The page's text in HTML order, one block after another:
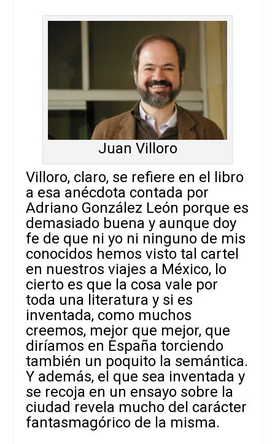
Juan Villoro
Villoro, claro, se refiere en el libro
a esa anécdota contada por
Adriano González León porque es
demasiado buena y aunque doy
fe de que ni yo ni ninguno de mis
conocidos hemos visto tal cartel
en nuestros viajes a México, lo
cierto es que la cosa vale por
toda una literatura y si es
inventada, como muchos
creemos, mejor que mejor, que
diríamos en España torciendo
también un poquito la semántica.
Y además, el que sea inventada y
se recoja en un ensayo sobre la
ciudad revela mucho del carácter
fantasmagórico de la misma.